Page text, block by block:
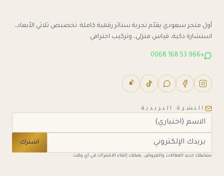
أول متجر سعودي يقدّم تجربة ستائر رقمية كاملة: تخصيص ثلاثي الأبعاد،
استشارة ذكية، قياس منزلي، وتركيب احترافي.
+966 53 168 0068
النشرة البريدية
اشترك
ستصلك جديد المقالات والعروض. يمكنك إلغاء الاشتراك في أي وقت.